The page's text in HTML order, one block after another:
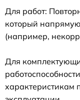
Для работ:
который
(например,
Для
характеристикам